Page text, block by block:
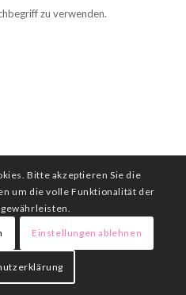
zu verwenden.
Bitte akzeptieren Sie die
um die volle Funktionalität der
Einstellungen ablehnen